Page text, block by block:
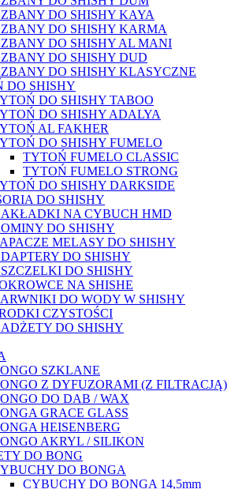
DO SHISHY KAYA
DO SHISHY KARMA
DO SHISHY AL MANI
DO SHISHY DUD
DO SHISHY KLASYCZNE
DO SHISHY
DO SHISHY TABOO
DO SHISHY ADALYA
AL FAKHER
DO SHISHY FUMELO
TYTOŃ FUMELO CLASSIC
TYTOŃ FUMELO STRONG
DO SHISHY DARKSIDE
DO SHISHY
NA CYBUCH HMD
DO SHISHY
MELASY DO SHISHY
DO SHISHY
DO SHISHY
NA SHISHE
DO WODY W SHISHY
CZYSTOŚCI
DO SHISHY
SZKLANE
Z DYFUZORAMI (Z FILTRACJĄ)
DO DAB / WAX
GRACE GLASS
HEISENBERG
AKRYL / SILIKON
DO BONG
DO BONGA
CYBUCHY DO BONGA 14,5mm